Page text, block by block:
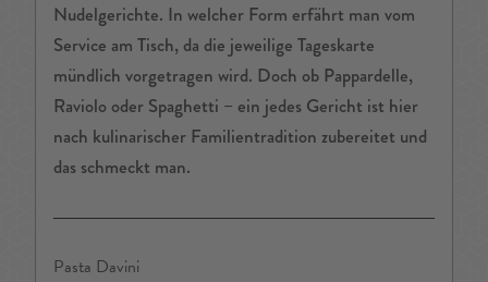
Nudelgerichte. In welcher Form erfährt man vom
Service am Tisch, da die jeweilige Tageskarte
mündlich vorgetragen wird. Doch ob Pappardelle,
Raviolo oder Spaghetti – ein jedes Gericht ist hier
nach kulinarischer Familientradition zubereitet und
das schmeckt man.
Pasta Davini